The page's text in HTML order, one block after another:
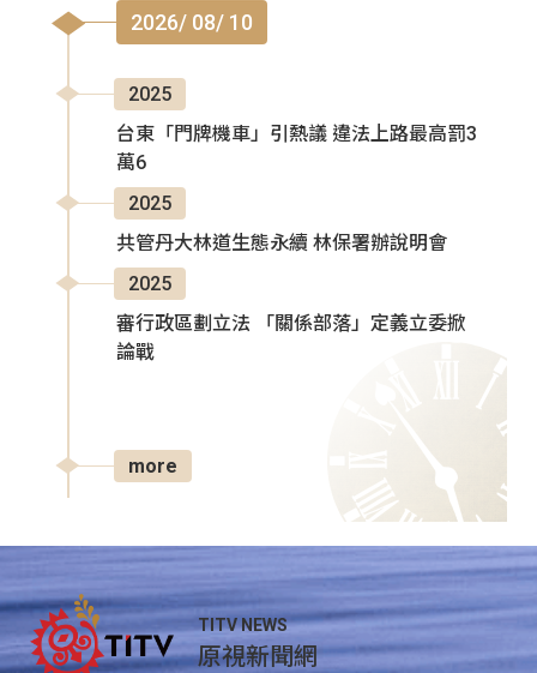
2026/ 08/ 10
2025
台東「門牌機車」引熱議 違法上路最高罰3
萬6
2025
共管丹大林道生態永續 林保署辦說明會
2025
審行政區劃立法 「關係部落」定義立委掀
論戰
more
TITV NEWS
原視新聞網